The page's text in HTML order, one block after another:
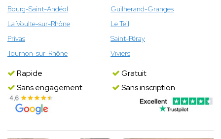
Bourg-Saint-Andéol
Guilherand-Granges
La Voulte-sur-Rhône
Le Teil
Privas
Saint-Péray
Tournon-sur-Rhône
Viviers
Rapide
Gratuit
Sans engagement
Sans inscription